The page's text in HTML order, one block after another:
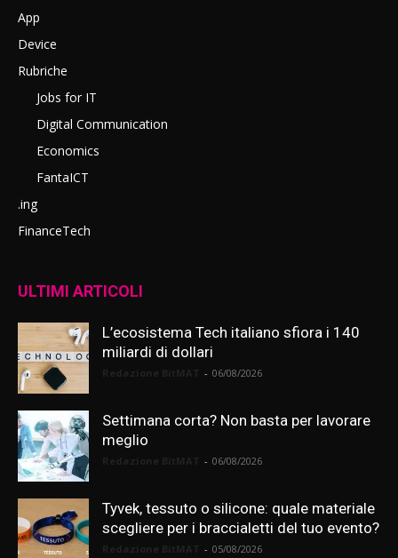
App
Device
Rubriche
Jobs for IT
Digital Communication
Economics
FantaICT
.ing
FinanceTech
ULTIMI ARTICOLI
L’ecosistema Tech italiano sfiora i 140
miliardi di dollari
- 06/08/2026
Settimana corta? Non basta per lavorare
meglio
- 06/08/2026
Tyvek, tessuto o silicone: quale materiale
scegliere per i braccialetti del tuo evento?
- 05/08/2026